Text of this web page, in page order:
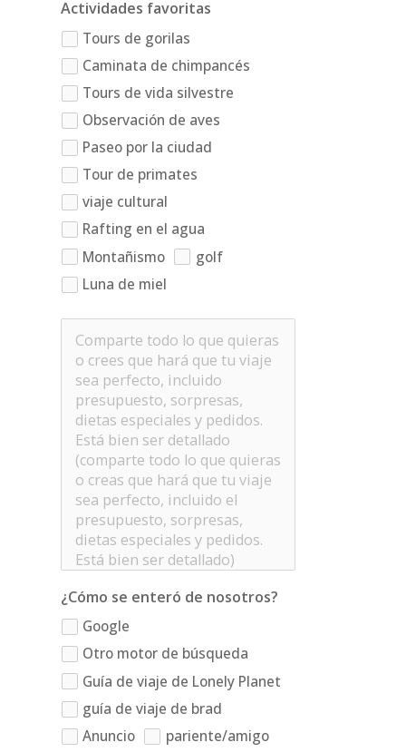
Actividades favoritas
Tours de gorilas
Caminata de chimpancés
Tours de vida silvestre
Observación de aves
Paseo por la ciudad
Tour de primates
viaje cultural
Rafting en el agua
Montañismo
golf
Luna de miel
¿Cómo se enteró de nosotros?
Google
Otro motor de búsqueda
Guía de viaje de Lonely Planet
guía de viaje de brad
Anuncio
pariente/amigo